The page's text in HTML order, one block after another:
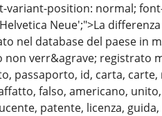
variant-position: normal;
Neue';">La
nel database del paese in
non verr&agrave; registrato
passaporto, id, carta,
falso, americano,
patente, licenza,